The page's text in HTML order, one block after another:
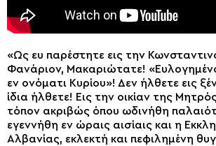
«Ως ευ παρέστητε εις την
Φανάριον, Μακαριώτατε!
εν ονόματι Κυρίου»! Δεν ήλθετε εις
ίδια ήλθετε! Εις την οικίαν της
τόπον ακριβώς όπου ωδινήθη
εγεννήθη εν ώραις αισίαις και η
Αλβανίας, εκλεκτή και πεφιλημένη